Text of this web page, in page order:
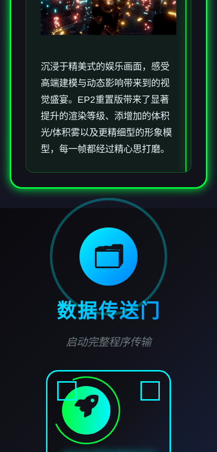
沉浸于精美式的娱乐画面，感受
高端建模与动态影响带来到的视
觉盛宴。EP2重置版带来了显著
提升的渲染等级、添增加的体积
光/体积雾以及更精细型的形象模
型，每一帧都经过精心思打磨。
🗂️
数据传送门
启动完整程序传输